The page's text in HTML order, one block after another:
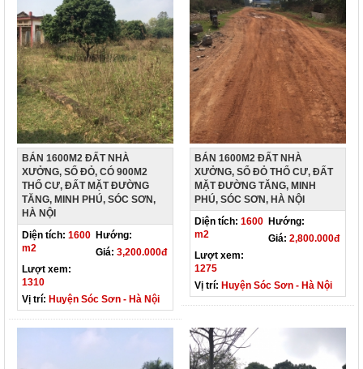
BÁN 1600M2 ĐẤT NHÀ
XƯỞNG, SỔ ĐỎ, CÓ 900M2
THỔ CƯ, ĐẤT MẶT ĐƯỜNG
TĂNG, MINH PHÚ, SÓC SƠN,
HÀ NỘI
Diện tích: 1600
m2
Hướng:
Giá: 3,200.000đ
Lượt xem:
1310
Vị trí: Huyện Sóc Sơn - Hà Nội
BÁN 1600M2 ĐẤT NHÀ
XƯỞNG, SỔ ĐỎ THỔ CƯ, ĐẤT
MẶT ĐƯỜNG TĂNG, MINH
PHÚ, SÓC SƠN, HÀ NỘI
Diện tích: 1600
m2
Hướng:
Giá: 2,800.000đ
Lượt xem:
1275
Vị trí: Huyện Sóc Sơn - Hà Nội